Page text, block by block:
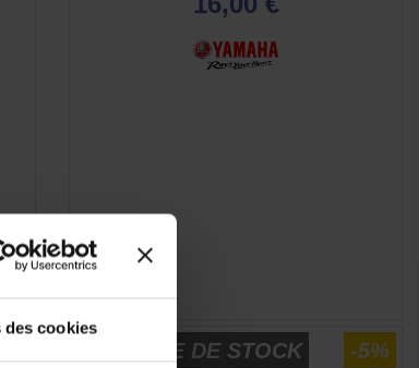
des cookies
-5%
RUPTURE DE STOCK